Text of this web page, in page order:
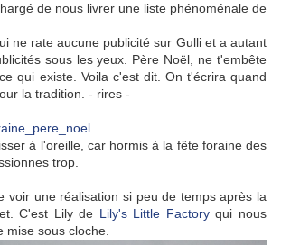
de nous livrer une liste phénoménale de
ne rate aucune publicité sur Gulli et a autant
sous les yeux. Père Noël, ne t'embête
qui existe. Voila c'est dit. On t'écrira quand
la tradition. - rires -
à l'oreille, car hormis à la fête foraine des
trop.
voir une réalisation si peu de temps après la
C'est Lily de Lily's Little Factoryqui nous
mise sous cloche.